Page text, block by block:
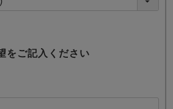
)
をご記入ください